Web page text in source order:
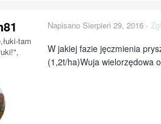
tam
Napisano Sierpień 29, 2016 ·
W jakiej fazie jęczmienia
(1,2t/ha)Wuja wielorzędowa